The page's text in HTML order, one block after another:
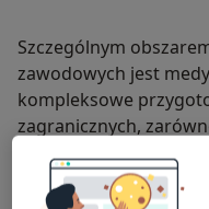
Szczególnym
zawodowych jest
kompleksowe
zagranicznych,
szczególności do
klimatycznych i